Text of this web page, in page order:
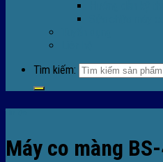
Tìm kiếm:
Máy co màng